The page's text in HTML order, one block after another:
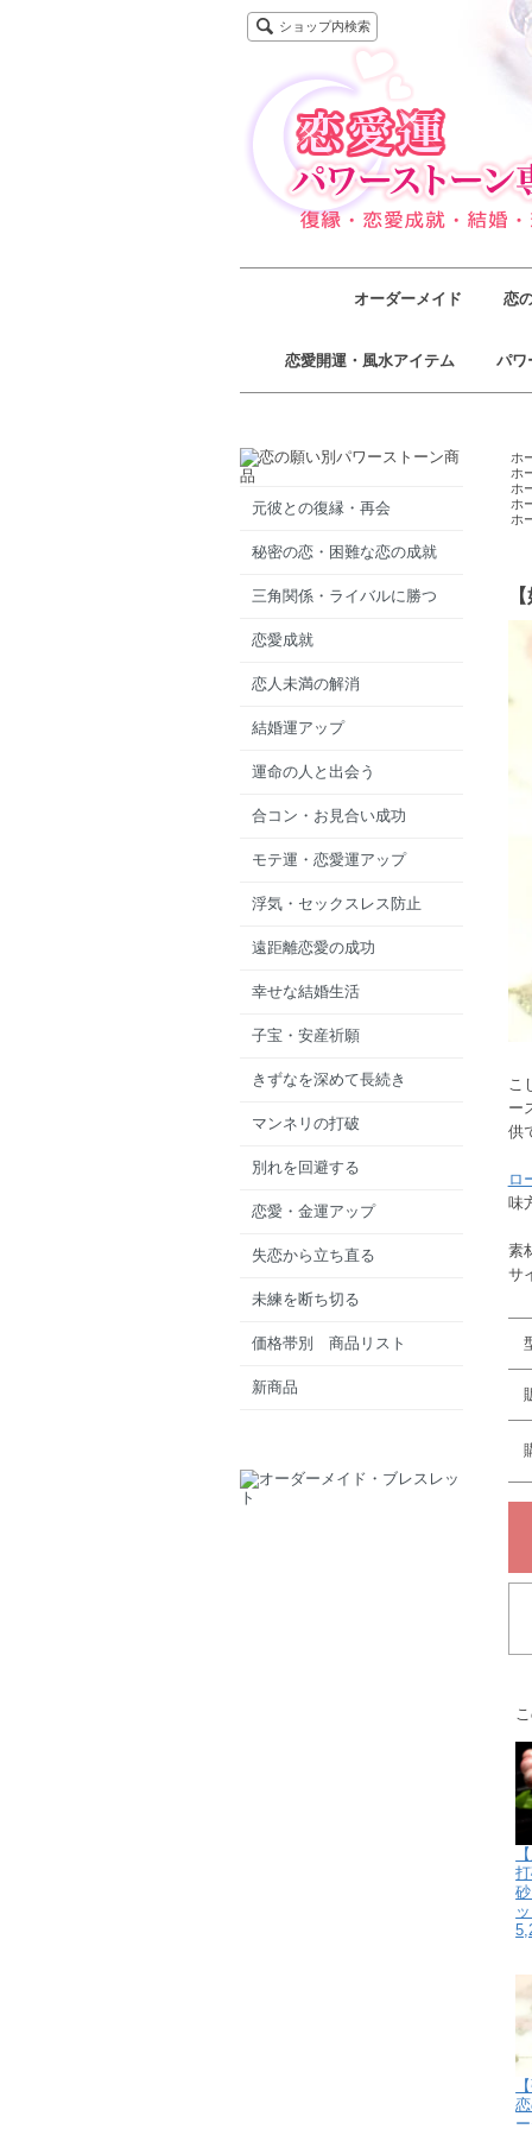
ショップ内検索
オーダーメイド 恋
恋愛開運・風水アイテム パワ
元彼との復縁・再会
秘密の恋・困難な恋の成就
三角関係・ライバルに勝つ
恋愛成就
恋人未満の解消
結婚運アップ
運命の人と出会う
合コン・お見合い成功
モテ運・恋愛運アップ
浮気・セックスレス防止
遠距離恋愛の成功
幸せな結婚生活
子宝・安産祈願
きずなを深めて長続き
マンネリの打破
別れを回避する
恋愛・金運アップ
失恋から立ち直る
未練を断ち切る
価格帯別 商品リスト
新商品
ホ
ホ
ホ
ホ
ホ
こ
ー
供
ロ
味
素
サ